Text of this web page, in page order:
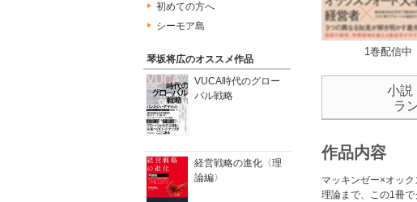
初めての方へ
シーモア島
琴坂将広のオススメ作品
VUCA時代のグロー
バル戦略
経営戦略の進化〈理
論編〉
1巻配信中
小説
ラ
作品内容
マッキンゼー×オッ
理論まで、この1冊